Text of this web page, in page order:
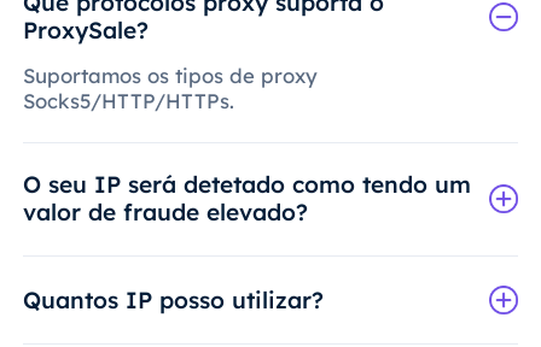
ProxySale?
Suportamos os tipos de proxy
Socks5/HTTP/HTTPs.
O seu IP será detetado como tendo um
valor de fraude elevado?
Quantos IP posso utilizar?